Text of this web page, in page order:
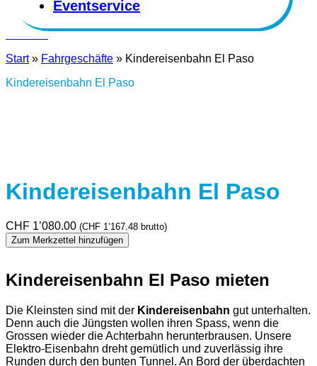
Eventservice
Kontakt
Start» Fahrgeschäfte » Kindereisenbahn El Paso
Kindereisenbahn El Paso
Kindereisenbahn El Paso
CHF 1’080.00 (CHF 1’167.48 brutto)
Zum Merkzettel hinzufügen
Kindereisenbahn El Paso mieten
Die Kleinsten sind mit der Kindereisenbahn gut unterhalten.
Denn auch die Jüngsten wollen ihren Spass, wenn die
Grossen wieder die Achterbahn herunterbrausen. Unsere
Elektro-Eisenbahn dreht gemütlich und zuverlässig ihre
Runden durch den bunten Tunnel. An Bord der überdachten